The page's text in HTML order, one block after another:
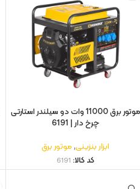
موتور برق 11000 وات دو سیلندر استارتی
چرخ دار | 6191
ابزار بنزینی,موتور برق
کد کالا: 6191